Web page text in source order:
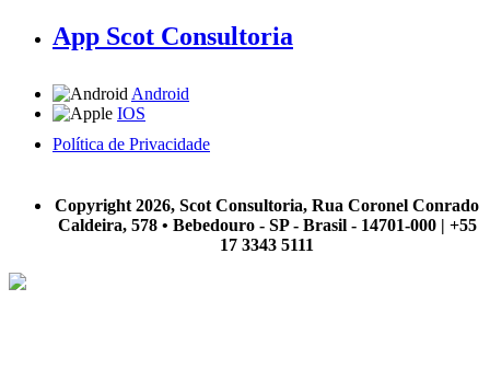
App Scot Consultoria
Android
IOS
Política de Privacidade
Copyright 2026, Scot Consultoria, Rua Coronel Conrado
Caldeira, 578 • Bebedouro - SP - Brasil - 14701-000 | +55
17 3343 5111